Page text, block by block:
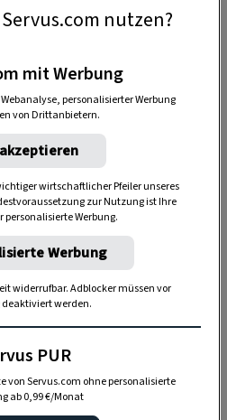
lesen möchten, der mit
Profil
Anmeldung benötigen,
Anleitung.
zeigt monatlich die
Heimat im Einklang mit
einemServus-Vorteilsabo
von einemgünstigeren
10 % vom Einzelkauf)
versandkostenfreinach
Ihr Wunschdatum
nutzen?
mit Werbung
personalisierter Werbung
von Drittanbietern.
wirtschaftlicher Pfeiler unseres
zur Nutzung ist Ihre
Werbung.
Werbung
widerrufbar. Adblocker müssen vor
werden.
PUR
von Servus.com ohne personalisierte
ab 0,99 €/Monat